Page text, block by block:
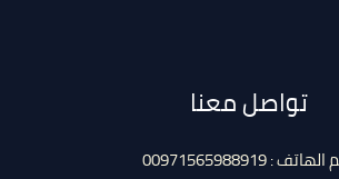
تواصل معنا
: 00971565988919